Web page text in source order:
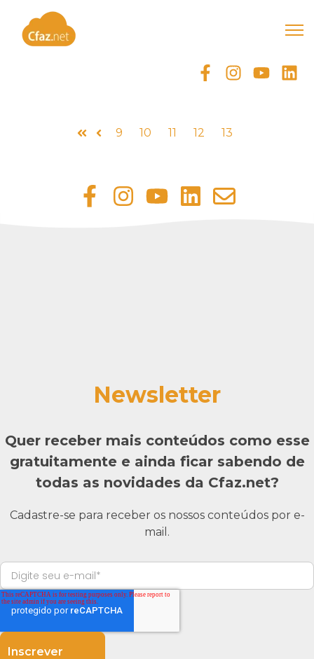
9 10 11 12 13
Newsletter
Quer receber mais conteúdos como esse
gratuitamente e ainda ficar sabendo de
todas as novidades da Cfaz.net?
Cadastre-se para receber os nossos conteúdos por e-
mail.